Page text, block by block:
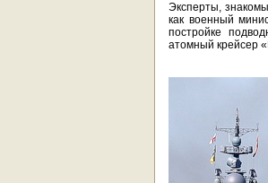
Эксперты,
как военный
постройке
атомный крейсер